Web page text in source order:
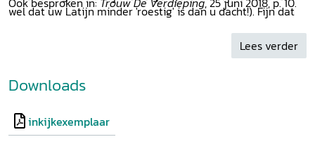
wel dat uw Latijn minder 'roestig' is dan u dacht!). Fijn dat
onbekende – laat-Romeinse roman! Aanrader!' Drs. A. van
Lees verder
Downloads
inkijkexemplaar